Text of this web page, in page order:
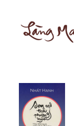
content